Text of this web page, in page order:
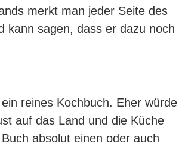
merkt man jeder Seite des
kann sagen, dass er dazu noch
reines Kochbuch. Eher würde
auf das Land und die Küche
absolut einen oder auch